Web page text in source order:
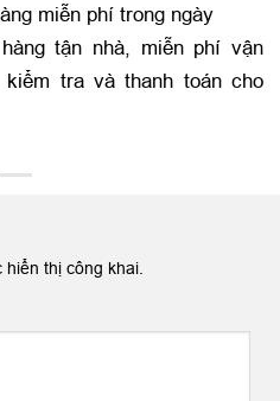
miễn phí trong ngày
tận nhà, miễn phí vận
kiểm tra và thanh toán cho
thị công khai.